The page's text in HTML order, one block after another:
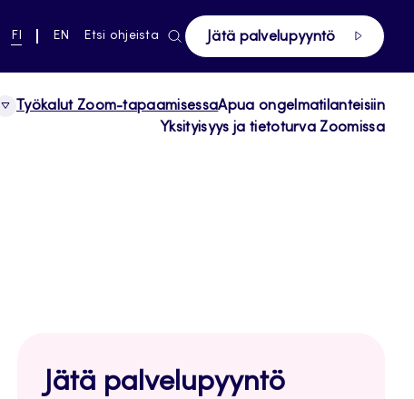
pääsivustolle
NYKYINEN
FI
VAIHDA
EN Etsi ohjeista Jätä palvelupyyntö
Työkalut Zoom-tapaamisessaApua ongelmatilanteisiin
Yksityisyys ja tietoturva Zoomissa
Jätä palvelupyyntö